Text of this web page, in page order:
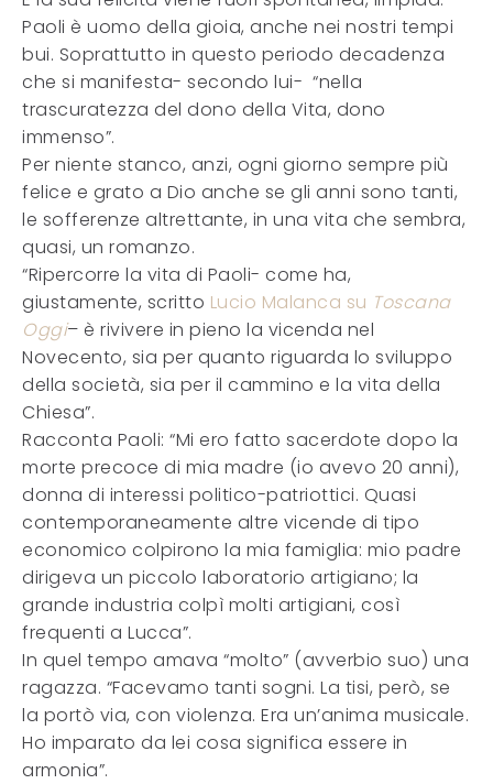
Paoli è uomo della gioia, anche nei nostri tempi
bui. Soprattutto in questo periodo decadenza
che si manifesta- secondo lui- “nella
trascuratezza del dono della Vita, dono
immenso”.
Per niente stanco, anzi, ogni giorno sempre più
felice e grato a Dio anche se gli anni sono tanti,
le sofferenze altrettante, in una vita che sembra,
quasi, un romanzo.
“Ripercorre la vita di Paoli- come ha,
giustamente, scritto Lucio Malanca su Toscana
Oggi– è rivivere in pieno la vicenda nel
Novecento, sia per quanto riguarda lo sviluppo
della società, sia per il cammino e la vita della
Chiesa”.
Racconta Paoli: “Mi ero fatto sacerdote dopo la
morte precoce di mia madre (io avevo 20 anni),
donna di interessi politico-patriottici. Quasi
contemporaneamente altre vicende di tipo
economico colpirono la mia famiglia: mio padre
dirigeva un piccolo laboratorio artigiano; la
grande industria colpì molti artigiani, così
frequenti a Lucca”.
In quel tempo amava “molto” (avverbio suo) una
ragazza. “Facevamo tanti sogni. La tisi, però, se
la portò via, con violenza. Era un’anima musicale.
Ho imparato da lei cosa significa essere in
armonia”.